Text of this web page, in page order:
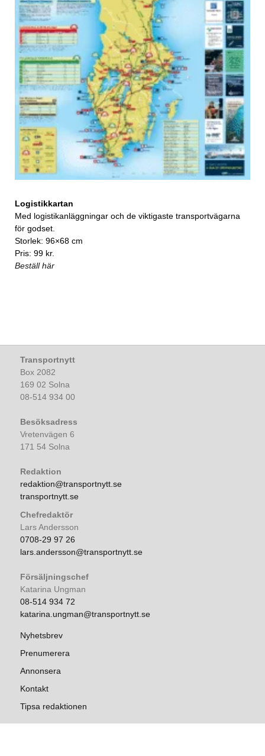
Logistikkartan
Med logistikanläggningar och de viktigaste transportvägarna
för godset.
Storlek: 96×68 cm
Pris: 99 kr.
Beställ här
Transportnytt
Box 2082
169 02 Solna
08-514 934 00
Besöksadress
Vretenvägen 6
171 54 Solna
Redaktion
redaktion@transportnytt.se
transportnytt.se
Chefredaktör
Lars Andersson
0708-29 97 26
lars.andersson@transportnytt.se
Försäljningschef
Katarina Ungman
08-514 934 72
katarina.ungman@transportnytt.se
Nyhetsbrev
Prenumerera
Annonsera
Kontakt
Tipsa redaktionen